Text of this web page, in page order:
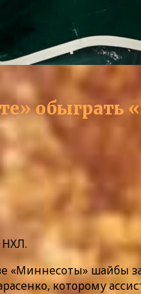
обыграть
НХЛ.
«Миннесоты»
которому